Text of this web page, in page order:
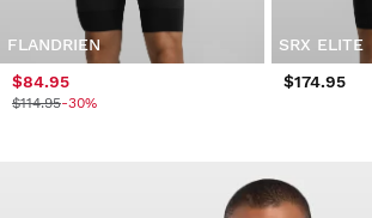
FLANDRIEN
$84.95
$114.95-30%
SRX ELITE
$174.95